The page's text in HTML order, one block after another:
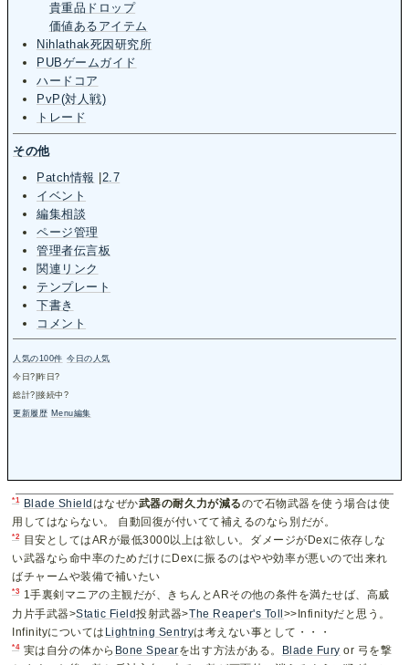
貴重品ドロップ
価値あるアイテム
Nihlathak死因研究所
PUBゲームガイド
ハードコア
PvP(対人戦)
トレード
その他
Patch情報
2.7
イベント
編集相談
ページ管理
管理者伝言板
関連リンク
テンプレート
下書き
コメント
人気の100件 今日の人気
今日? |昨日?
総計? |接続中 ?
更新履歴 Menu編集
*1 Blade Shieldはなぜか武器の耐久力が減るので石物武器を使う場合は使
用してはならない。 自動回復が付いてて補えるのなら別だが。
*2
目安としてはARが最低3000以上は欲しい。ダメージがDexに依存しな
い武器なら命中率のためだけにDexに振るのはやや効率が悪いので出来れ
ばチャームや装備で補いたい
*3 1手裏剣マニアの主観だが、きちんとARその他の条件を満たせば、高威
力片手武器>Static Field投射武器>The Reaper's Toll>>Infinityだと思う。
Infinityについては Lightning Sentryは考えない事として・・・
*4 実は自分の体から Bone Spearを出す方法がある。 Blade Fury or 弓を撃